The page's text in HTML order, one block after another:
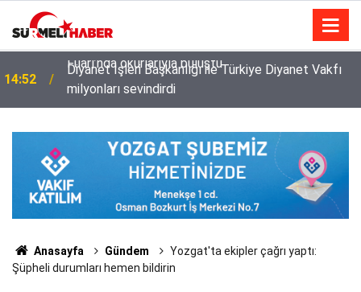
14:52
Diyanet İşleri Başkanlığı ile Türkiye Diyanet Vakfı
milyonları sevindirdi
Anasayfa Gündem
Yozgat'ta ekipler çağrı yaptı:
Şüpheli durumları hemen bildirin